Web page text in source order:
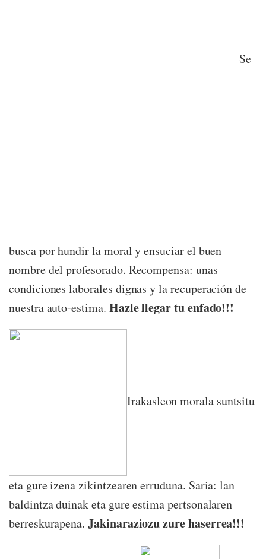
Se
busca por hundir la moral y ensuciar el buen
nombre del profesorado. Recompensa: unas
condiciones laborales dignas y la recuperación de
nuestra auto-estima. Hazle llegar tu enfado!!!
Irakasleon morala suntsitu
eta gure izena zikintzearen erruduna. Saria: lan
baldintza duinak eta gure estima pertsonalaren
berreskurapena.Jakinaraziozu zure haserrea!!!